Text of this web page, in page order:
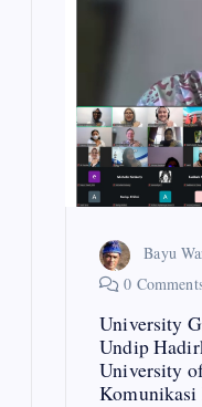
Bayu
0
University
Undip
University
Komunikasi